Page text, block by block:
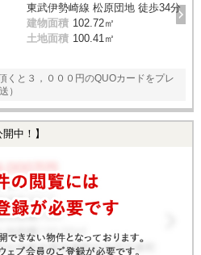
東武伊勢崎線 松原団地 徒歩34分
建物面積 102.72㎡
土地面積 100.41㎡
くと３，０００円のQUOカードをプレ
）
中！】